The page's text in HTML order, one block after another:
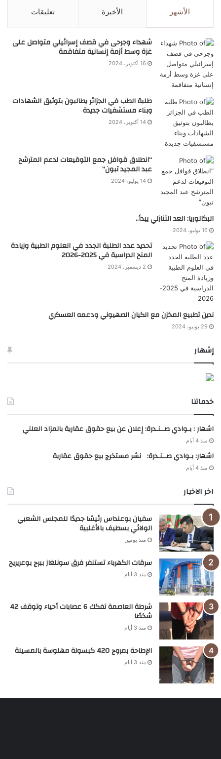
الأشهر الأخيرة تعليقات
شهداء وجرحى في قصف إسرائيلي متواصل على
غزة وسط أزمة إنسانية متفاقمة
16 أكتوبر، 2024
طلبة الطب في الجزائر يطالبون بتوثيق الشهادات
وبناء مستشفيات جديدة
14 أكتوبر، 2024
“انطلاق قوافل جمع التوقيعات لدعم المترشح
عبد المجيد تبون”
14 يوليو، 2024
البكالوريا: العد التنازلي يبدأ..
16 يوليو، 2024
تحديد عدد الطلبة الجدد في العلوم الطبية وزيادة
المنح الدراسية في 2025-2026
2 ديسمبر، 2024
ندين تطبيع المخزن مع الكيان الصهيوني ودعمه العسكري
29 يونيو، 2024
إشهار
خدماتنا
اشهار : بـوادي صــنـدرة: إعلان عن بيع حقوق عقارية بالمزاد العلني
منذ 4 أيام
اشهار: بـوادي صــنـدرة: نشر مستخرج بيع حقوق عقارية
منذ 4 أيام
اخر الاخبار
سفيان بوعنداس رئيسًا جديدًا للمجلس الشعبي
الولائي بسطيف بالأغلبية
منذ يومين
سرقات الكهرباء تستنفر فرق سونلغاز ببرج بوعريريج
منذ 3 أيام
شرطة العاصمة تفكك 6 عصابات أحياء وتوقف 42
شخصًا
منذ 3 أيام
الإطاحة بمروج 420 كبسولة مهلوسة بالمسيلة
منذ 3 أيام